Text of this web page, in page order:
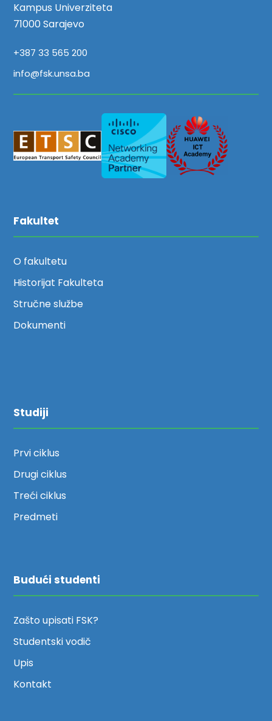
Kampus Univerziteta
71000 Sarajevo
+387 33 565 200
info@fsk.unsa.ba
Fakultet
O fakultetu
Historijat Fakulteta
Stručne službe
Dokumenti
Studiji
Prvi ciklus
Drugi ciklus
Treći ciklus
Predmeti
Budući studenti
Zašto upisati FSK?
Studentski vodič
Upis
Kontakt